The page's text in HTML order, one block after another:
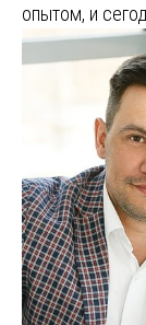
опытом, и